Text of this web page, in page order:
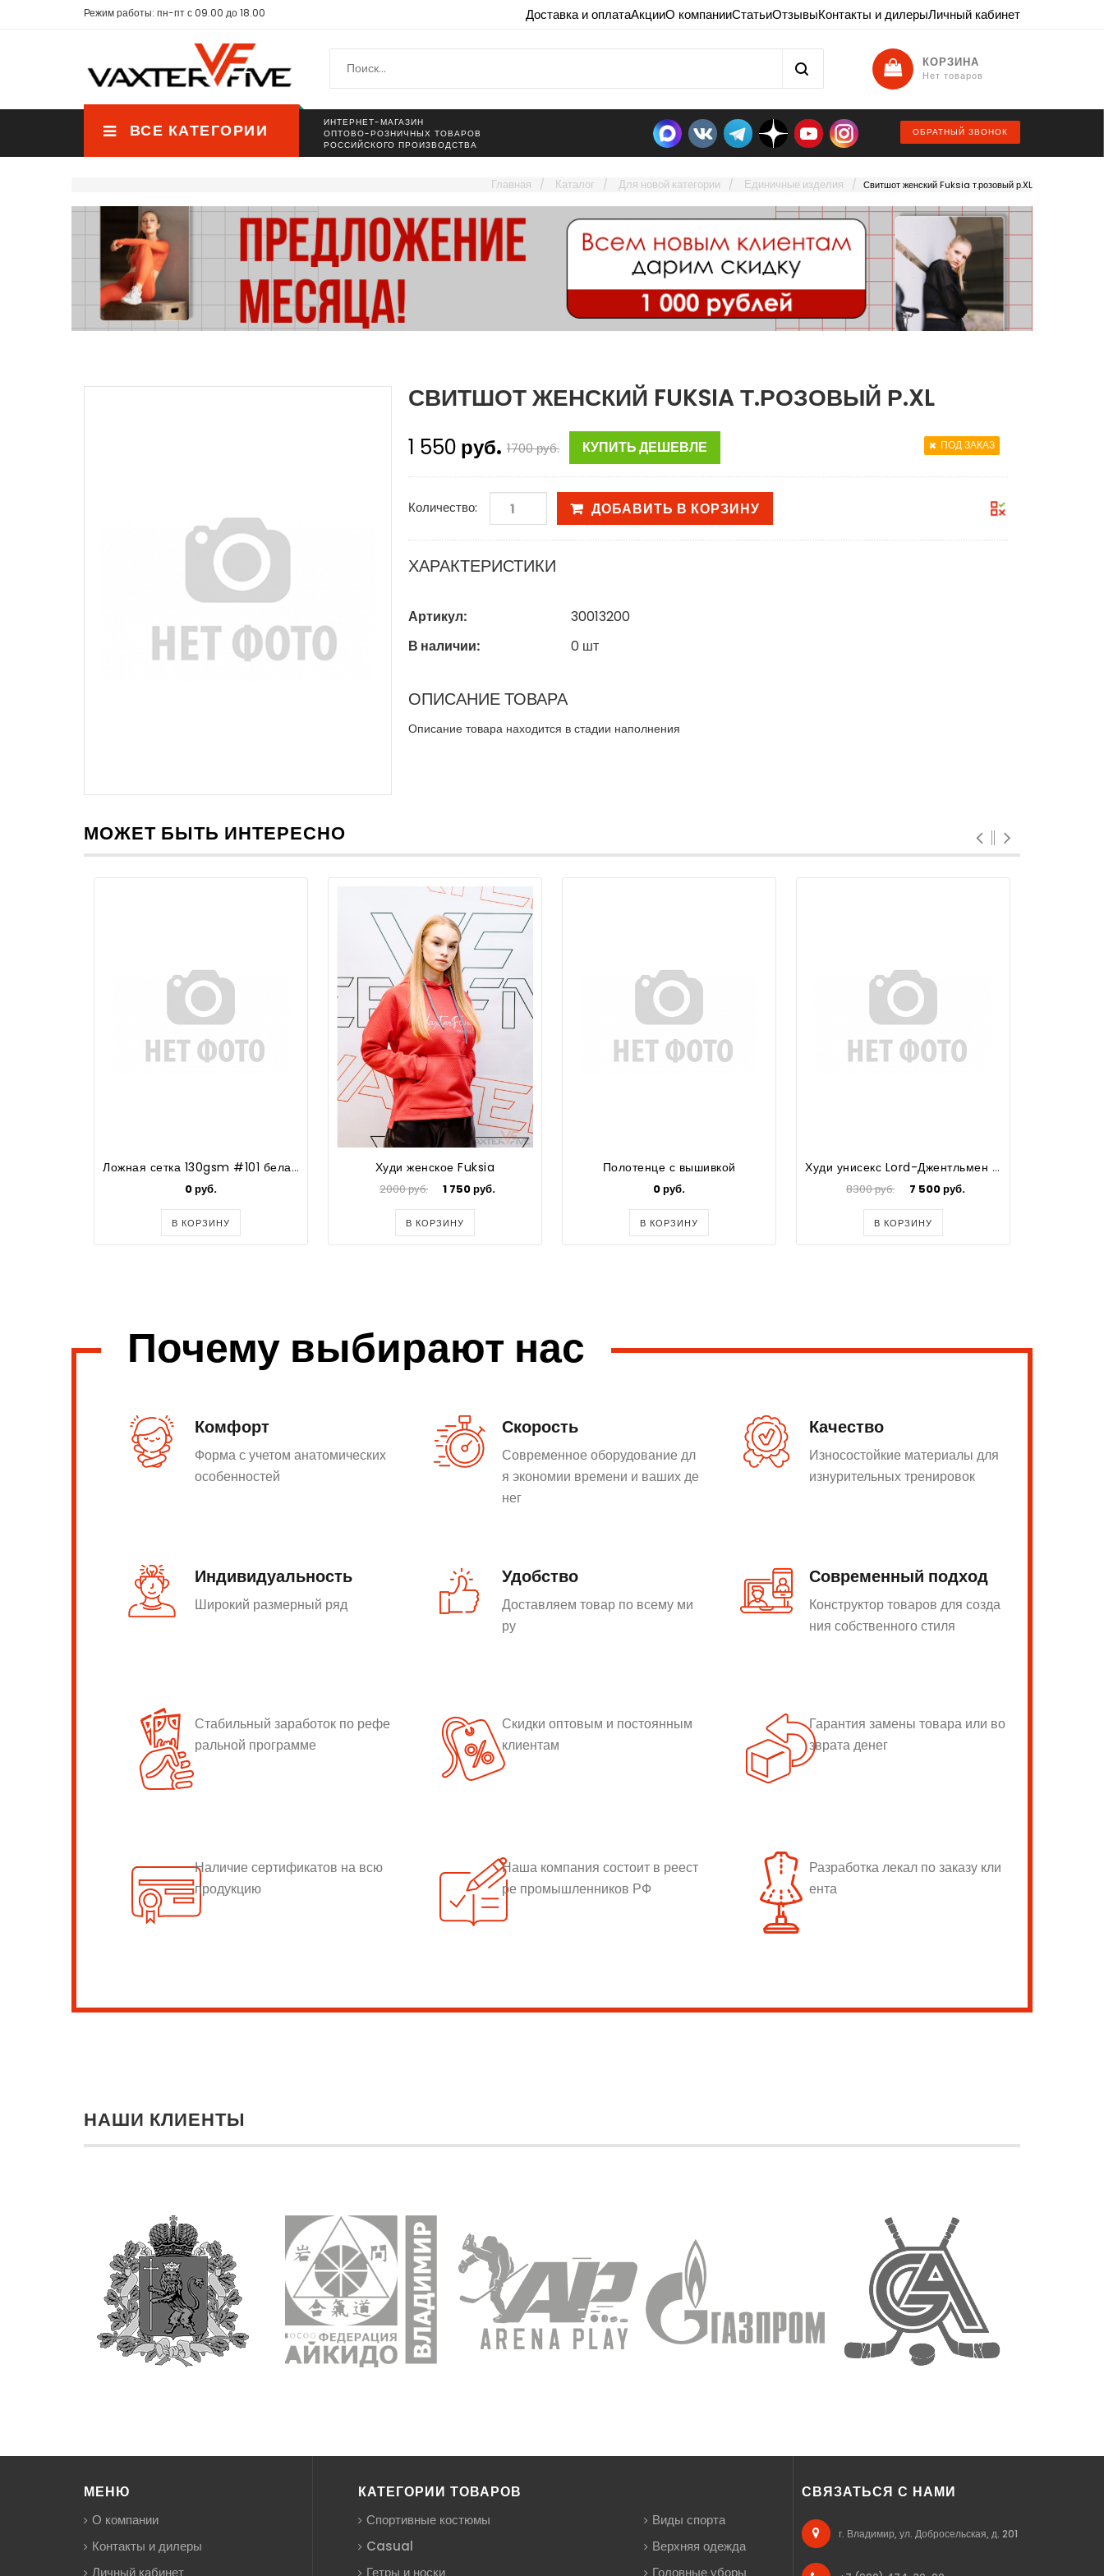
Режим работы: пн-пт с 09.00 до 18.00 Доставка и оплатаАкцииО компанииСтатьиОтзывыКонтакты и дилерыЛичный кабинет
КОРЗИНА
Нет товаров
ВСЕ КАТЕГОРИИ
ИНТЕРНЕТ-МАГАЗИН
ОПТОВО-РОЗНИЧНЫХ ТОВАРОВ
РОССИЙСКОГО ПРОИЗВОДСТВА
ОБРАТНЫЙ ЗВОНОК
Главная Каталог Для новой категории Единичные изделия Свитшот женский Fuksia т.розовый р.XL
СВИТШОТ ЖЕНСКИЙ FUKSIA Т.РОЗОВЫЙ Р.XL
1 550 руб. 1700руб. КУПИТЬ ДЕШЕВЛЕ ПОД ЗАКАЗ
Количество: ДОБАВИТЬ В КОРЗИНУ
ХАРАКТЕРИСТИКИ
Артикул:
30013200
В наличии:
0шт
ОПИСАНИЕ ТОВАРА
Описание товара находится в стадии наполнения
МОЖЕТ БЫТЬ ИНТЕРЕСНО
Ложная сетка 130gsm #101 белая NEW
0 руб.
В КОРЗИНУ
Худи женское Fuksia
2000 руб. 1 750 руб.
В КОРЗИНУ
Полотенце с вышивкой
0 руб.
В КОРЗИНУ
Худи унисекс Lord-Джентльмен IV бежевый р.XS
8300 руб. 7 500 руб.
В КОРЗИНУ
Почему выбирают нас
Комфорт
Форма с учетом анатомических
особенностей
Скорость
Современное оборудование дл
я экономии времени и ваших де
нег
Качество
Износостойкие материалы для
изнурительных тренировок
Индивидуальность
Широкий размерный ряд
Удобство
Доставляем товар по всему ми
ру
Современный подход
Конструктор товаров для созда
ния собственного стиля
Стабильный заработок по рефе
ральной программе
Скидки оптовым и постоянным
клиентам
Гарантия замены товара или во
зврата денег
Наличие сертификатов на всю
продукцию
Наша компания состоит в реест
ре промышленников РФ
Разработка лекал по заказу кли
ента
НАШИ КЛИЕНТЫ
МЕНЮ
О компании
Контакты и дилеры
КАТЕГОРИИ ТОВАРОВ
Спортивные костюмы
Casual
Виды спорта
Верхняя одежда
СВЯЗАТЬСЯ С НАМИ
г. Владимир, ул. Добросельская, д. 201